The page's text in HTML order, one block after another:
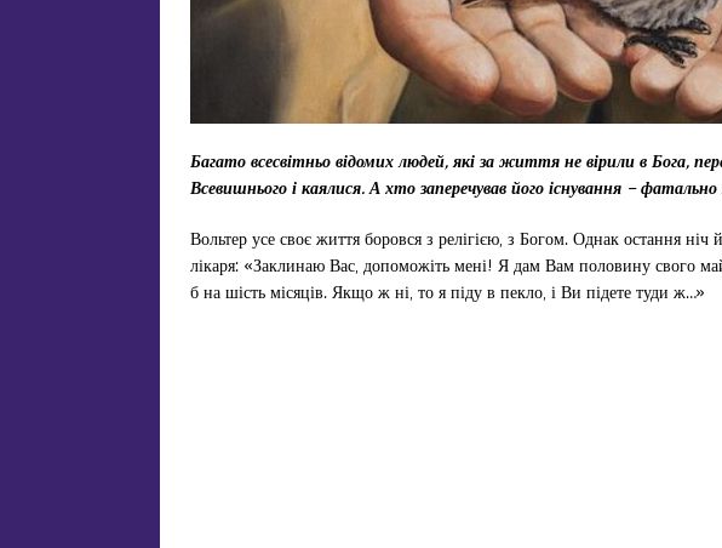
Багато всесвітньо відомих людей, які за життя не вірили в Бога,
Всевишнього і каялися. А хто заперечував його існування –
Вольтер усе своє життя боровся з релігією, з Богом. Однак остання
лікаря: «Заклинаю Вас, допоможіть мені! Я дам Вам половину свого
б на шість місяців. Якщо ж ні, то я піду в пекло, і Ви підете туди ж…»